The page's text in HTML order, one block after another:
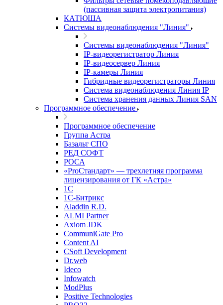
(пассивная защита электропитания)
КАТЮША
Системы видеонаблюдения "Линия"
Системы видеонаблюдения "Линия"
IP-видеорегистратор Линия
IP-видеосервер Линия
IP-камеры Линия
Гибридные видеорегистраторы Линия
Система видеонаблюдения Линия IP
Система хранения данных Линия SAN
Программное обеспечение
Программное обеспечение
Группа Астра
Базальт СПО
РЕД СОФТ
РОСА
«ProСтандарт» — трехлетняя программа
лицензирования от ГК «Астра»
1С
1С-Битрикc
Aladdin R.D.
ALMI Partner
Axiom JDK
CommuniGate Pro
Content AI
CSoft Development
Dr.web
Ideco
Infowatch
ModPlus
Positive Technologies